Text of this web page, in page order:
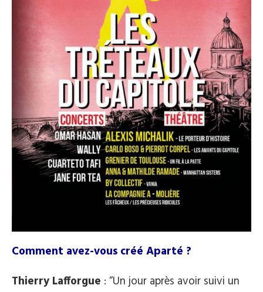
Comment avez-vous créé Aparté ?
Thierry Lafforgue : “Un jour après avoir suivi un